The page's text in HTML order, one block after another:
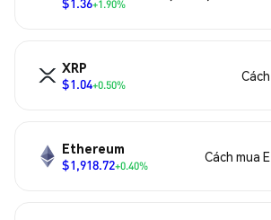
+1.90%
XRP
$1.04+0.50%
Ethereum
$1,918.72+0.40%
Cách mua